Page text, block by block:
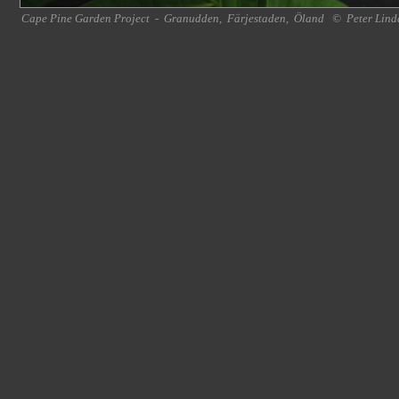
Cape Pine Garden Project - Granudden, Färjestaden, Öland © Peter